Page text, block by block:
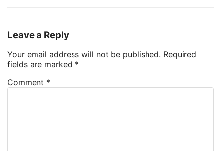
Leave a Reply
Your email address will not be published. Required
fields are marked *
Comment *